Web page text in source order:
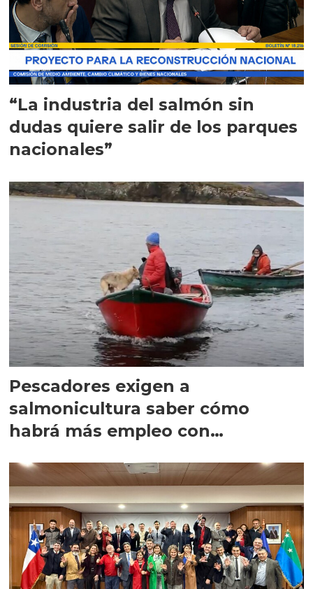
“La industria del salmón sin
dudas quiere salir de los parques
nacionales”
Pescadores exigen a
salmonicultura saber cómo
habrá más empleo con